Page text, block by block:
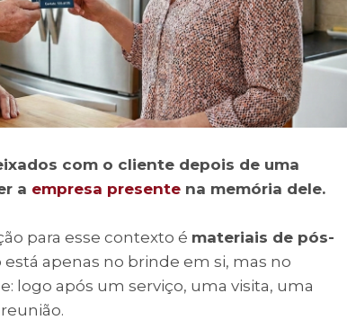
com o cliente depois de uma
a empresa presente na memória dele.
para esse contexto é materiais de pós-
apenas no brinde em si, mas no
logo após um serviço, uma visita, uma